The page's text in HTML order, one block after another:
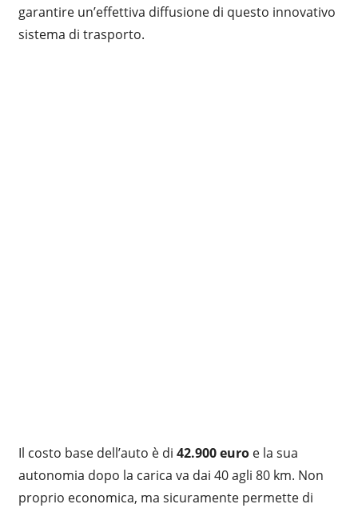
garantire un’effettiva diffusione di questo innovativo
sistema di trasporto.
Il costo base dell’auto è di 42.900 euro e la sua
autonomia dopo la carica va dai 40 agli 80 km. Non
proprio economica, ma sicuramente permette di